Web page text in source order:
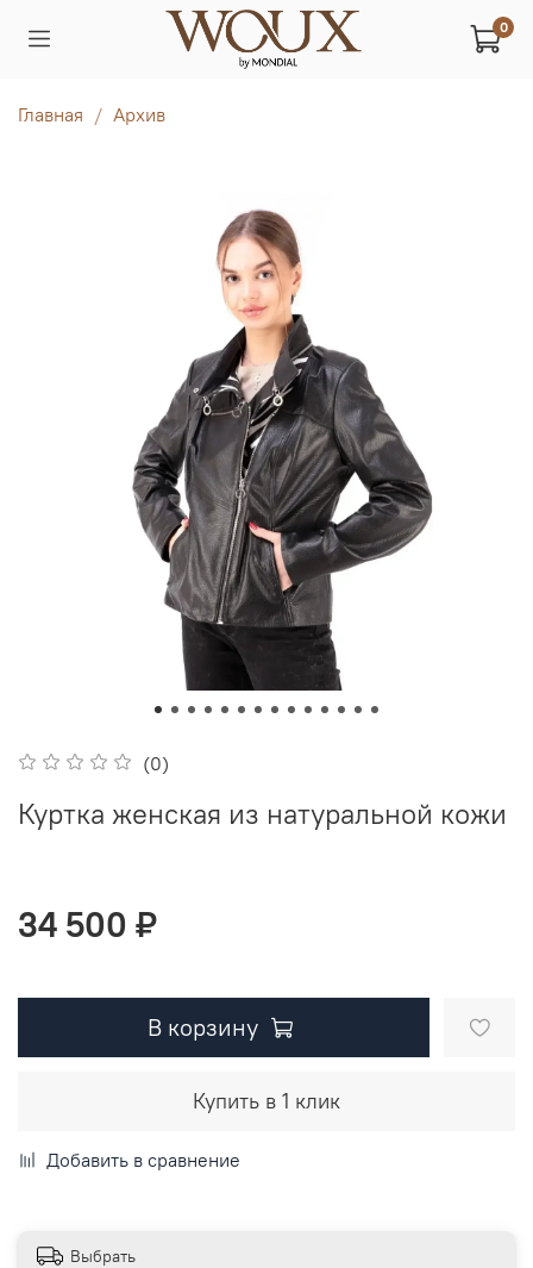
0
Главная Архив
(0)
Куртка женская из натуральной кожи
34 500 ₽
В корзину
Купить в 1 клик
Добавить в сравнение
Выбрать